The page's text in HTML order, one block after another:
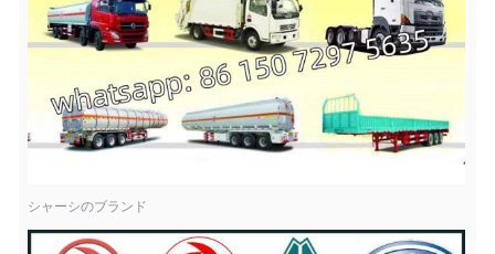
シャーシのブランド